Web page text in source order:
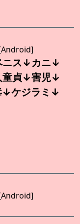
ニス↓カニ↓
童貞↓害児↓
ケジラミ↓